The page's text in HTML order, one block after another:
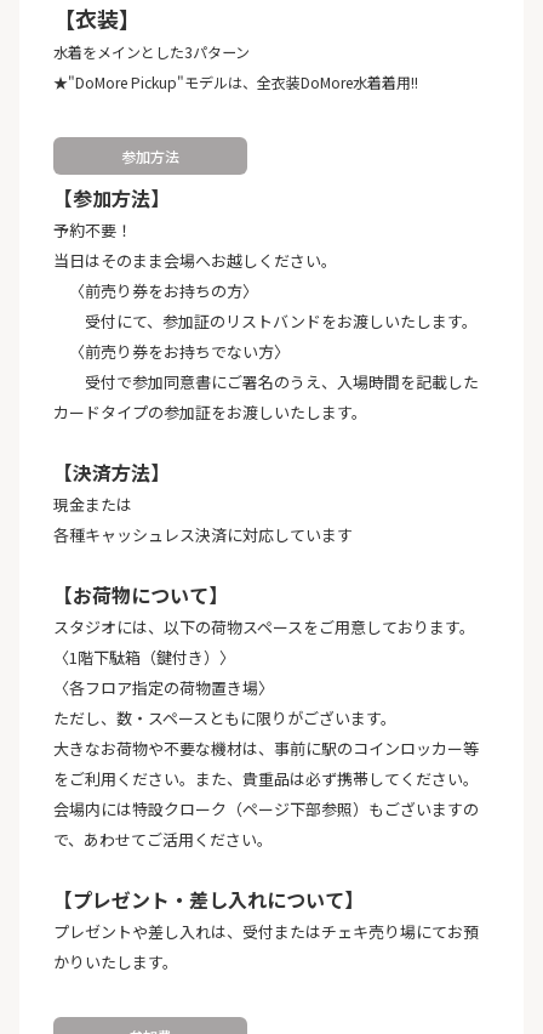
【衣装】
水着をメインとした3パターン
★"DoMore Pickup"モデルは、全衣装DoMore水着着用!!
参加方法
【参加方法】
予約不要！
当日はそのまま会場へお越しください。
〈前売り券をお持ちの方〉
受付にて、参加証のリストバンドをお渡しいたします。
〈前売り券をお持ちでない方〉
受付で参加同意書にご署名のうえ、入場時間を記載した
カードタイプの参加証をお渡しいたします。
【決済方法】
現金または
各種キャッシュレス決済に対応しています
【お荷物について】
スタジオには、以下の荷物スペースをご用意しております。
〈1階下駄箱（鍵付き）〉
〈各フロア指定の荷物置き場〉
ただし、数・スペースともに限りがございます。
大きなお荷物や不要な機材は、事前に駅のコインロッカー等
をご利用ください。また、貴重品は必ず携帯してください。
会場内には特設クローク（ページ下部参照）もございますの
で、あわせてご活用ください。
【プレゼント・差し入れについて】
プレゼントや差し入れは、受付またはチェキ売り場にてお預
かりいたします。